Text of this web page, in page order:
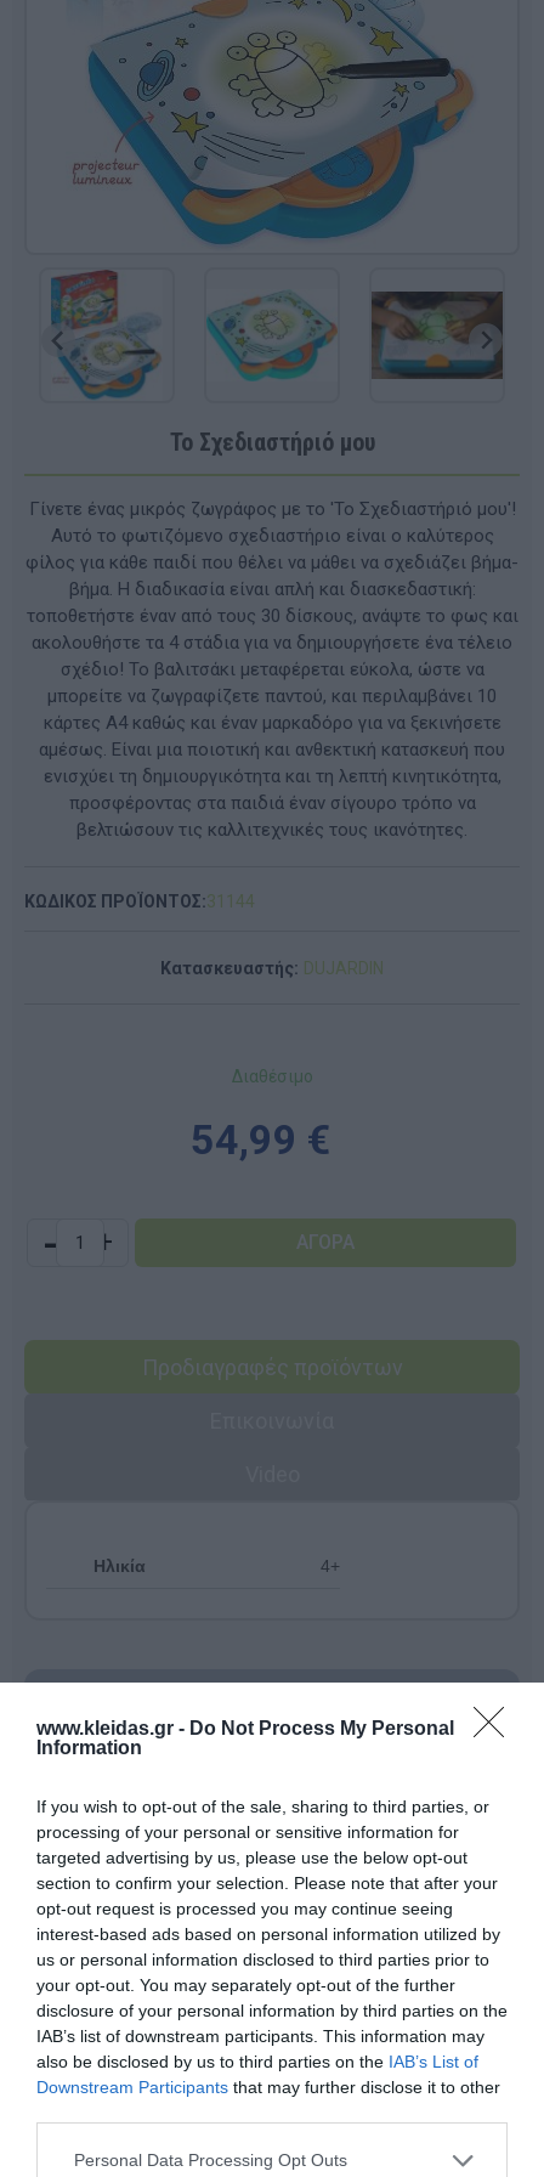
www.kleidas.gr - Do Not Process My Personal
Information
If you wish to opt-out of the sale, sharing to third parties, or
processing of your personal or sensitive information for
targeted advertising by us, please use the below opt-out
section to confirm your selection. Please note that after your
opt-out request is processed you may continue seeing
interest-based ads based on personal information utilized by
us or personal information disclosed to third parties prior to
your opt-out. You may separately opt-out of the further
disclosure of your personal information by third parties on the
IAB’s list of downstream participants. This information may
also be disclosed by us to third parties on the IAB’s List of
Downstream Participants that may further disclose it to other
Personal Data Processing Opt Outs
Το Σχεδιαστήριό μου
Γίνετε ένας μικρός ζωγράφος με το 'Το Σχεδιαστήριό μου'!
Αυτό το φωτιζόμενο σχεδιαστήριο είναι ο καλύτερος
φίλος για κάθε παιδί που θέλει να μάθει να σχεδιάζει βήμα-
βήμα. Η διαδικασία είναι απλή και διασκεδαστική:
τοποθετήστε έναν από τους 30 δίσκους, ανάψτε το φως και
ακολουθήστε τα 4 στάδια για να δημιουργήσετε ένα τέλειο
σχέδιο! Το βαλιτσάκι μεταφέρεται εύκολα, ώστε να
μπορείτε να ζωγραφίζετε παντού, και περιλαμβάνει 10
κάρτες Α4 καθώς και έναν μαρκαδόρο για να ξεκινήσετε
αμέσως. Είναι μια ποιοτική και ανθεκτική κατασκευή που
ενισχύει τη δημιουργικότητα και τη λεπτή κινητικότητα,
προσφέροντας στα παιδιά έναν σίγουρο τρόπο να
βελτιώσουν τις καλλιτεχνικές τους ικανότητες.
ΚΩΔΙΚΟΣ ΠΡΟΪΟΝΤΟΣ:31144
Κατασκευαστής: DUJARDIN
Διαθέσιμο
54,99 €
- +
Προδιαγραφές προϊόντων
Ηλικία 4+
ΗDujardinείναι μια γνωστή γαλλική εταιρία
παιχνιδιών που δημιουργεί ποιοτικά και εκπαιδευτικά
παιχνίδια από το 1947. Με μακρά παράδοση στον
χώρο του παιχνιδιού, τα προϊόντα της έχουν
σχεδιαστεί για να προσφέρουν στα παιδιά
διασκέδαση, δημιουργικότητα και μάθηση μέσα από το
παιχνίδι.
Τα παιχνίδια Dujardin καλούν τα παιδιά να
πρωταγωνιστές και να εξερευνήσουν νέους κόσμους